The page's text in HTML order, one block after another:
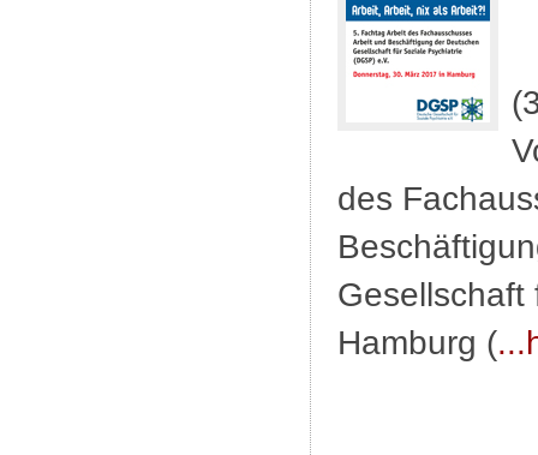
des
Gesellschaft
Hamburg (